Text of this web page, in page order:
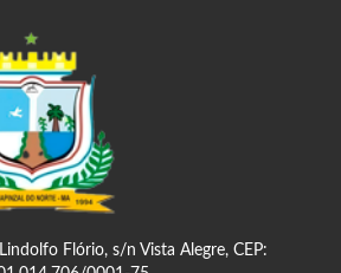
Flório, s/n Vista Alegre, CEP: